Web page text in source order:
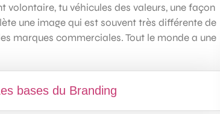
volontaire, tu véhicules des valeurs, une façon
une image qui est souvent très différente de
marques commerciales. Tout le monde a une
bases du Branding